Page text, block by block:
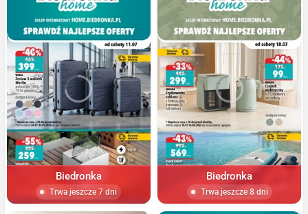
Biedronka
Trwa jeszcze 7 dni
Biedronka
Trwa jeszcze 8 dni